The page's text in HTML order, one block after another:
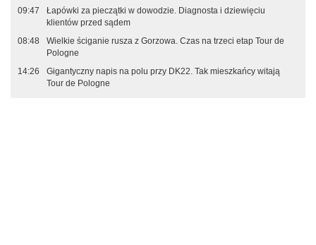
09:47
Łapówki za pieczątki w dowodzie. Diagnosta i dziewięciu
klientów przed sądem
08:48
Wielkie ściganie rusza z Gorzowa. Czas na trzeci etap Tour de
Pologne
14:26
Gigantyczny napis na polu przy DK22. Tak mieszkańcy witają
Tour de Pologne